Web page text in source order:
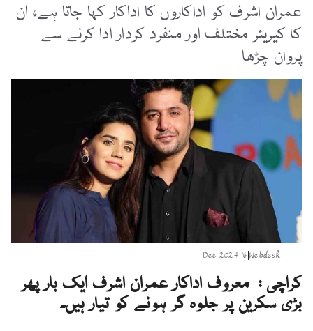
عمران اشرف کو اداکاروں کا اداکار کہا جاتا ہے، ان
کا کیریئر مختلف اور منفرد کردار ادا کرنے سے
پروان چڑھا
Webdesk
|
16 Dec 2024
کراچی : معروف اداکار عمران اشرف ایک بار پھر
بڑی سکرین پر جلوہ گر ہونے کو تیار ہیں۔